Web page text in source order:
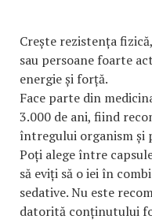
Crește rezistența
sau persoane foarte
energie și forță.
Face parte din
3.000 de ani, fiind
întregului organism
Poți alege între
să eviți să o iei în
sedative. Nu este
datorită conținutului